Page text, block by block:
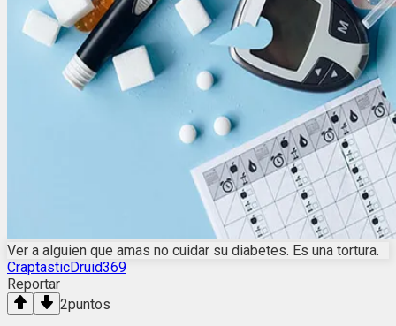
Ver a alguien que amas no cuidar su diabetes. Es una tortura.
CraptasticDruid369
Reportar
2puntos